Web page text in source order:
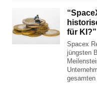
für KI?”
Spacex
jüngsten
gesamten